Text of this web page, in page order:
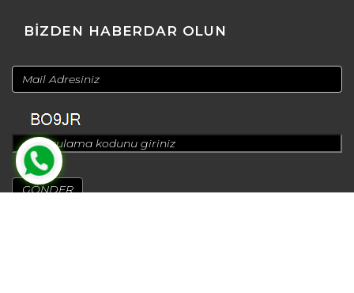
BİZDEN HABERDAR OLUN